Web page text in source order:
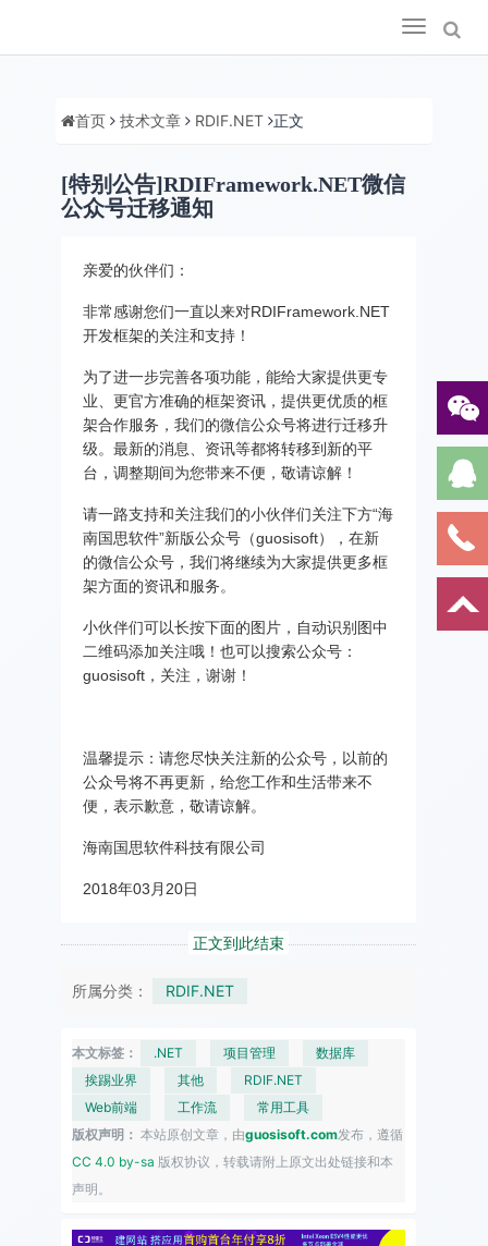
Toggle
navigation
首页 技术文章 RDIF.NET 正文
[特别公告]RDIFramework.NET微信
公众号迁移通知
亲爱的伙伴们：
非常感谢您们一直以来对RDIFramework.NET
开发框架的关注和支持！
为了进一步完善各项功能，能给大家提供更专
业、更官方准确的框架资讯，提供更优质的框
架合作服务，我们的微信公众号将进行迁移升
级。最新的消息、资讯等都将转移到新的平
台，调整期间为您带来不便，敬请谅解！
请一路支持和关注我们的小伙伴们关注下方“海
南国思软件”新版公众号（guosisoft），在新
的微信公众号，我们将继续为大家提供更多框
架方面的资讯和服务。
小伙伴们可以长按下面的图片，自动识别图中
二维码添加关注哦！也可以搜索公众号：
guosisoft，关注，谢谢！
温馨提示：请您尽快关注新的公众号，以前的
公众号将不再更新，给您工作和生活带来不
便，表示歉意，敬请谅解。
海南国思软件科技有限公司
2018年03月20日
正文到此结束
所属分类： RDIF.NET
本文标签： .NET 项目管理
数据库
挨踢业界
其他
RDIF.NET
Web前端
工作流
常用工具
版权声明： 本站原创文章，由guosisoft.com发布，遵循
CC 4.0 by-sa 版权协议，转载请附上原文出处链接和本
声明。